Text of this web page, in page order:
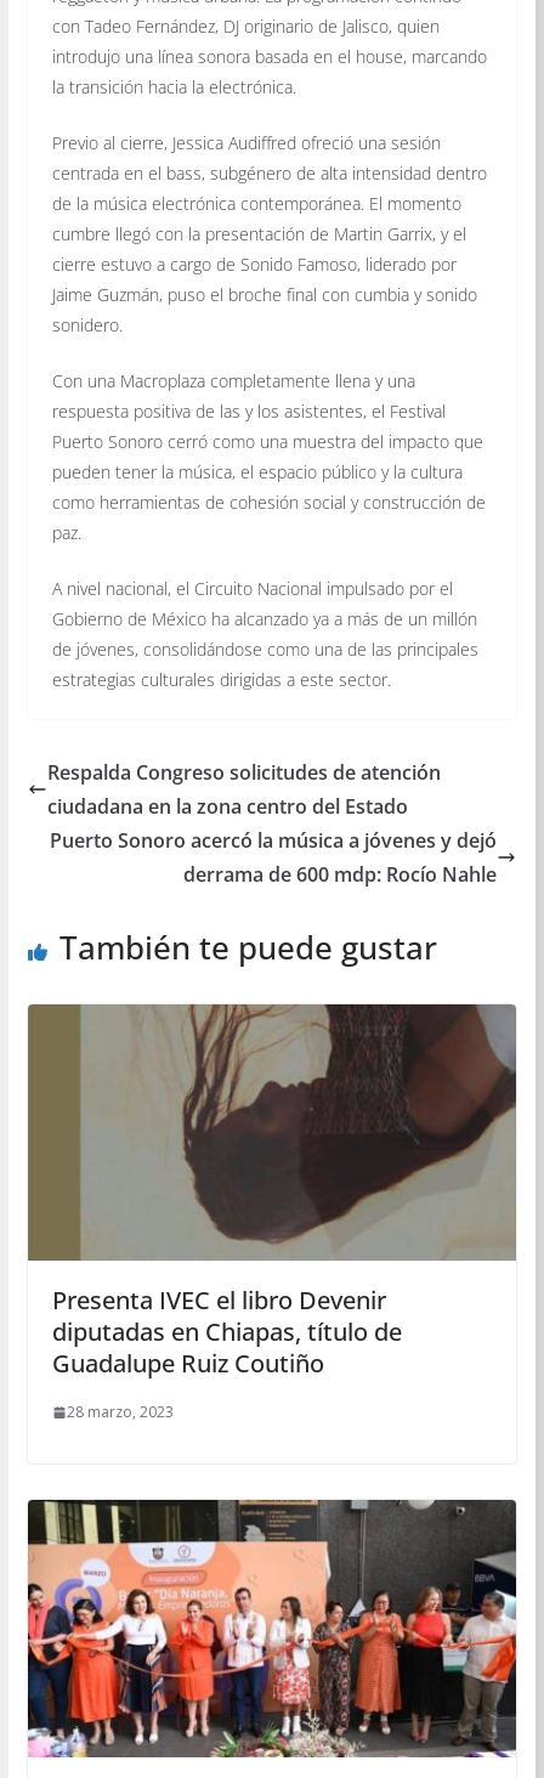
con Tadeo Fernández, DJ originario de Jalisco, quien
introdujo una línea sonora basada en el house, marcando
la transición hacia la electrónica.
Previo al cierre, Jessica Audiffred ofreció una sesión
centrada en el bass, subgénero de alta intensidad dentro
de la música electrónica contemporánea. El momento
cumbre llegó con la presentación de Martin Garrix, y el
cierre estuvo a cargo de Sonido Famoso, liderado por
Jaime Guzmán, puso el broche final con cumbia y sonido
sonidero.
Con una Macroplaza completamente llena y una
respuesta positiva de las y los asistentes, el Festival
Puerto Sonoro cerró como una muestra del impacto que
pueden tener la música, el espacio público y la cultura
como herramientas de cohesión social y construcción de
paz.
A nivel nacional, el Circuito Nacional impulsado por el
Gobierno de México ha alcanzado ya a más de un millón
de jóvenes, consolidándose como una de las principales
estrategias culturales dirigidas a este sector.
Respalda Congreso solicitudes de atención
ciudadana en la zona centro del Estado
Puerto Sonoro acercó la música a jóvenes y dejó
derrama de 600 mdp: Rocío Nahle
También te puede gustar
Presenta IVEC el libro Devenir
diputadas en Chiapas, título de
Guadalupe Ruiz Coutiño
28 marzo, 2023